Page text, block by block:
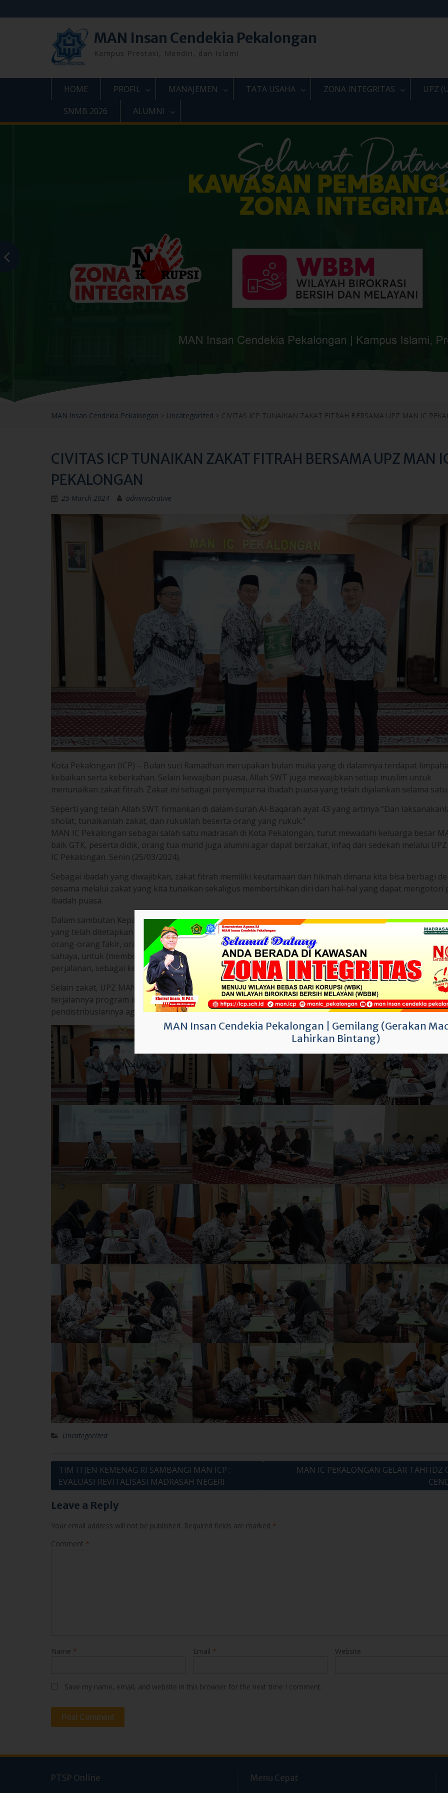
to
MAN Insan Cendekia Pekalongan
Kampus Prestasi, Mandiri, dan Islami
HOME PROFIL MANAJEMEN TATA USAHA ZONA INTEGRITAS UPZ
SNMB 2026
ALUMNI
MAN Insan Cendekia Pekalongan > Uncategorized > CIVITAS ICP TUNAIKAN ZAKAT FITRAH BERSAMA UPZ MAN IC
CIVITAS ICP TUNAIKAN ZAKAT FITRAH BERSAMA UPZ MAN
PEKALONGAN
25-March-2024 administrative
Kota Pekalongan (ICP) – Bulan suci Ramadhan merupakan bulan mulia yang di dalamnya terdapat
kebaikan serta keberkahan. Selain kewajiban puasa, Allah SWT juga mewajibkan setiap muslim untuk
menunaikan zakat fitrah. Zakat ini sebagai penyempurna ibadah puasa yang telah dijalankan selama
Seperti yang telah Allah SWT firmankan di dalam surah Al-Baqarah ayat 43 yang artinya “Dan
sholat, tunaikanlah zakat, dan rukuklah beserta orang yang rukuk.”
MAN IC Pekalongan sebagai salah satu madrasah di Kota Pekalongan, turut mewadahi keluarga besar
baik GTK, peserta didik, orang tua murid juga alumni agar dapat berzakat, infaq dan sedekah melalui
IC Pekalongan. Senin (25/03/2024).
Sebagai ibadah yang diwajibkan, zakat fitrah memiliki keutamaan dan hikmah dimana kita bisa berbagi
sesama melalui zakat yang kita tunaikan sekaligus membersihkan diri dari hal-hal yang dapat mengotori
ibadah puasa.
Dalam sambutan Kepala Madrasah, ada 8 asnaf atau orang-orang yang berhak menerima zakat.
yang telah ditetapkan dalam Al-Qur’an surah At-Taubah ayat 60, “Sesungguhnya zakat itu hanyalah
orang-orang fakir, orang miskin, amil zakat, yang dilunakkan hatinya (mualaf), untuk (memerdekakan)
sahaya, untuk (membebaskan) orang yang berutang, untuk jalan Allah dan untuk orang yang sedang
perjalanan, sebagai kewajiban dari Allah.
Selain zakat, UPZ MAN IC Pekalongan juga memfasilitasi shodakoh. Kepala Madrasah mendukung penuh
terjalannya program ini, dalam arahannya beliau mengatakan untuk memaksimalkan pengumpulan serta
pendistribusiannya agar tepat target dan penerima Mustahiq telah sesuai sasaran.
Uncategorized
Post
navigation
TIM ITJEN KEMENAG RI SAMBANGI MAN ICP :
EVALUASI REVITALISASI MADRASAH NEGERI
MAN IC PEKALONGAN GELAR TAHFIDZ
Leave a Reply
Your email address will not be published. Required fields are marked *
Comment *
Name * Email * Website
Save my name, email, and website in this browser for the next time I comment.
PTSP Online Menu Cepat
MAN Insan Cendekia Pekalongan
Gemilang (Gerakan
Lahirkan Bintang)